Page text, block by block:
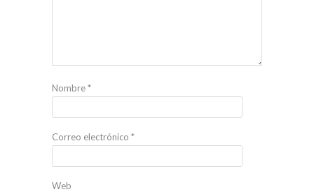
Nombre*
Correo electrónico *
Web